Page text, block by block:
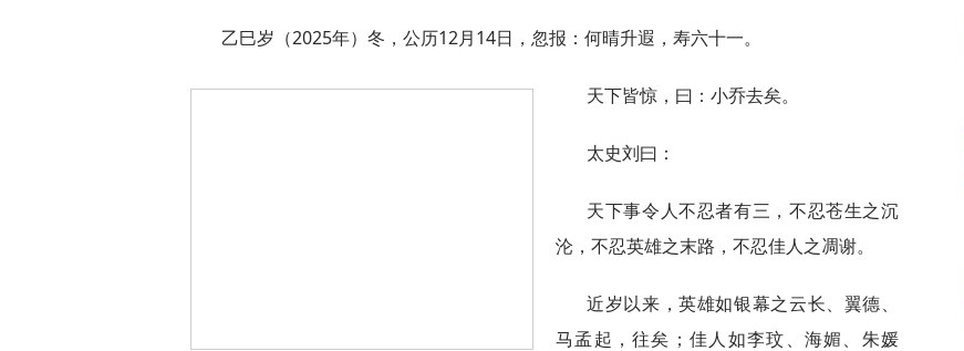
乙巳岁（2025年）冬，公历12月14日，忽报：何晴升遐，寿六十一。
天下皆惊，曰：小乔去矣。
太史刘曰：
天下事令人不忍者有三，不忍苍生之沉
沦，不忍英雄之末路，不忍佳人之凋谢。
近岁以来，英雄如银幕之云长、翼德、
马孟起，往矣；佳人如李玟、海媚、朱媛